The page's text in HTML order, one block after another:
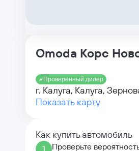
Omoda Корс
Проверенный дилер
г. Калуга, Калуга,
Показать карту
Как купить автомобиль
Проверьте